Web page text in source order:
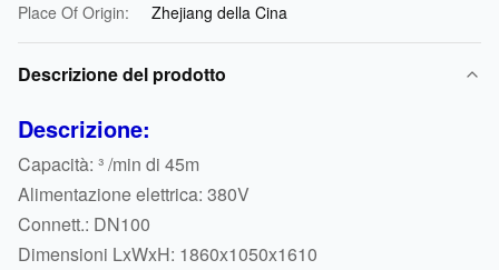
Place Of Origin:
Zhejiang della Cina
Descrizione del prodotto
Descrizione:
Capacità: ³ /min di 45m
Alimentazione elettrica: 380V
Connett.: DN100
Dimensioni LxWxH: 1860x1050x1610